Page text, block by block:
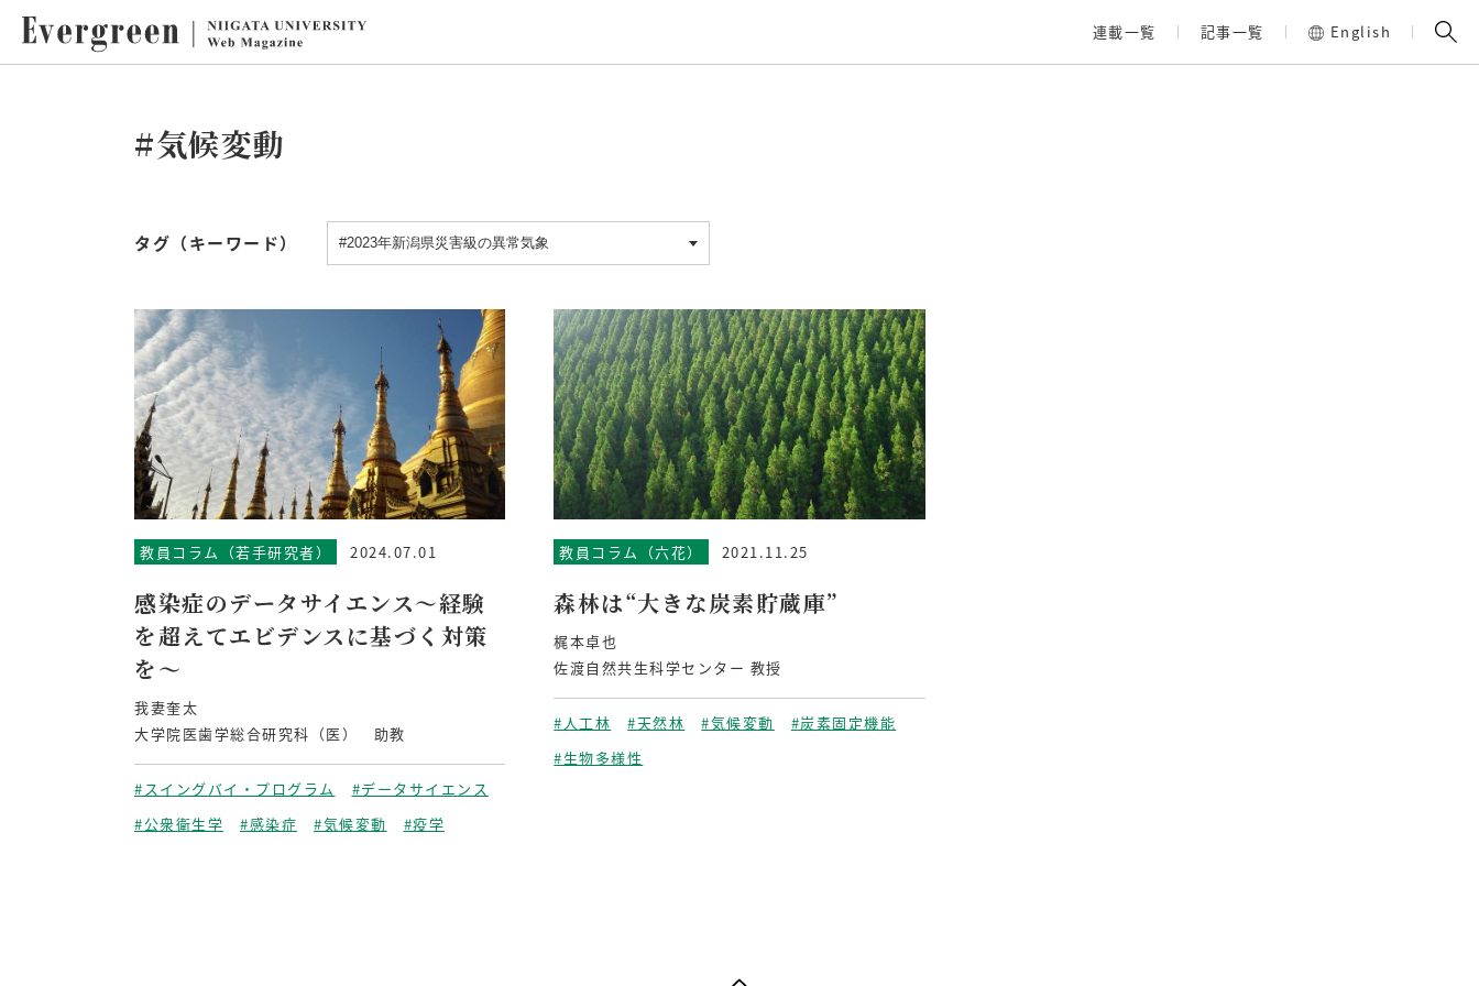
連載一覧 記事一覧 English
#気候変動
タグ（キーワード）
教員コラム（若手研究者） 2024.07.01
感染症のデータサイエンス〜経験
を超えてエビデンスに基づく対策
を〜
我妻奎太
大学院医歯学総合研究科（医） 助教
#スイングバイ・プログラム
#データサイエンス
#公衆衛生学
#感染症 #気候変動 #疫学
教員コラム（六花） 2021.11.25
森林は“大きな炭素貯蔵庫”
梶本卓也
佐渡自然共生科学センター 教授
#人工林 #天然林 #気候変動
#炭素固定機能
#生物多様性